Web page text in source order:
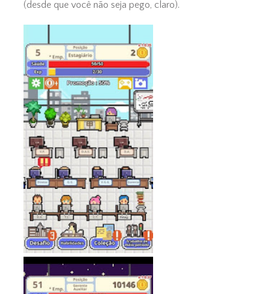
(desde que você não seja pego, claro).